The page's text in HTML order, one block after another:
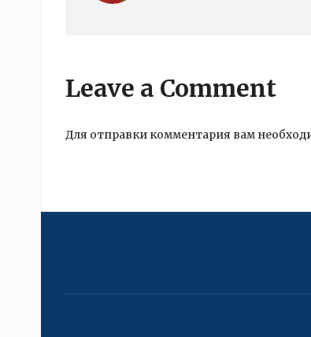
Leave a Comment
Для отправки комментария вам